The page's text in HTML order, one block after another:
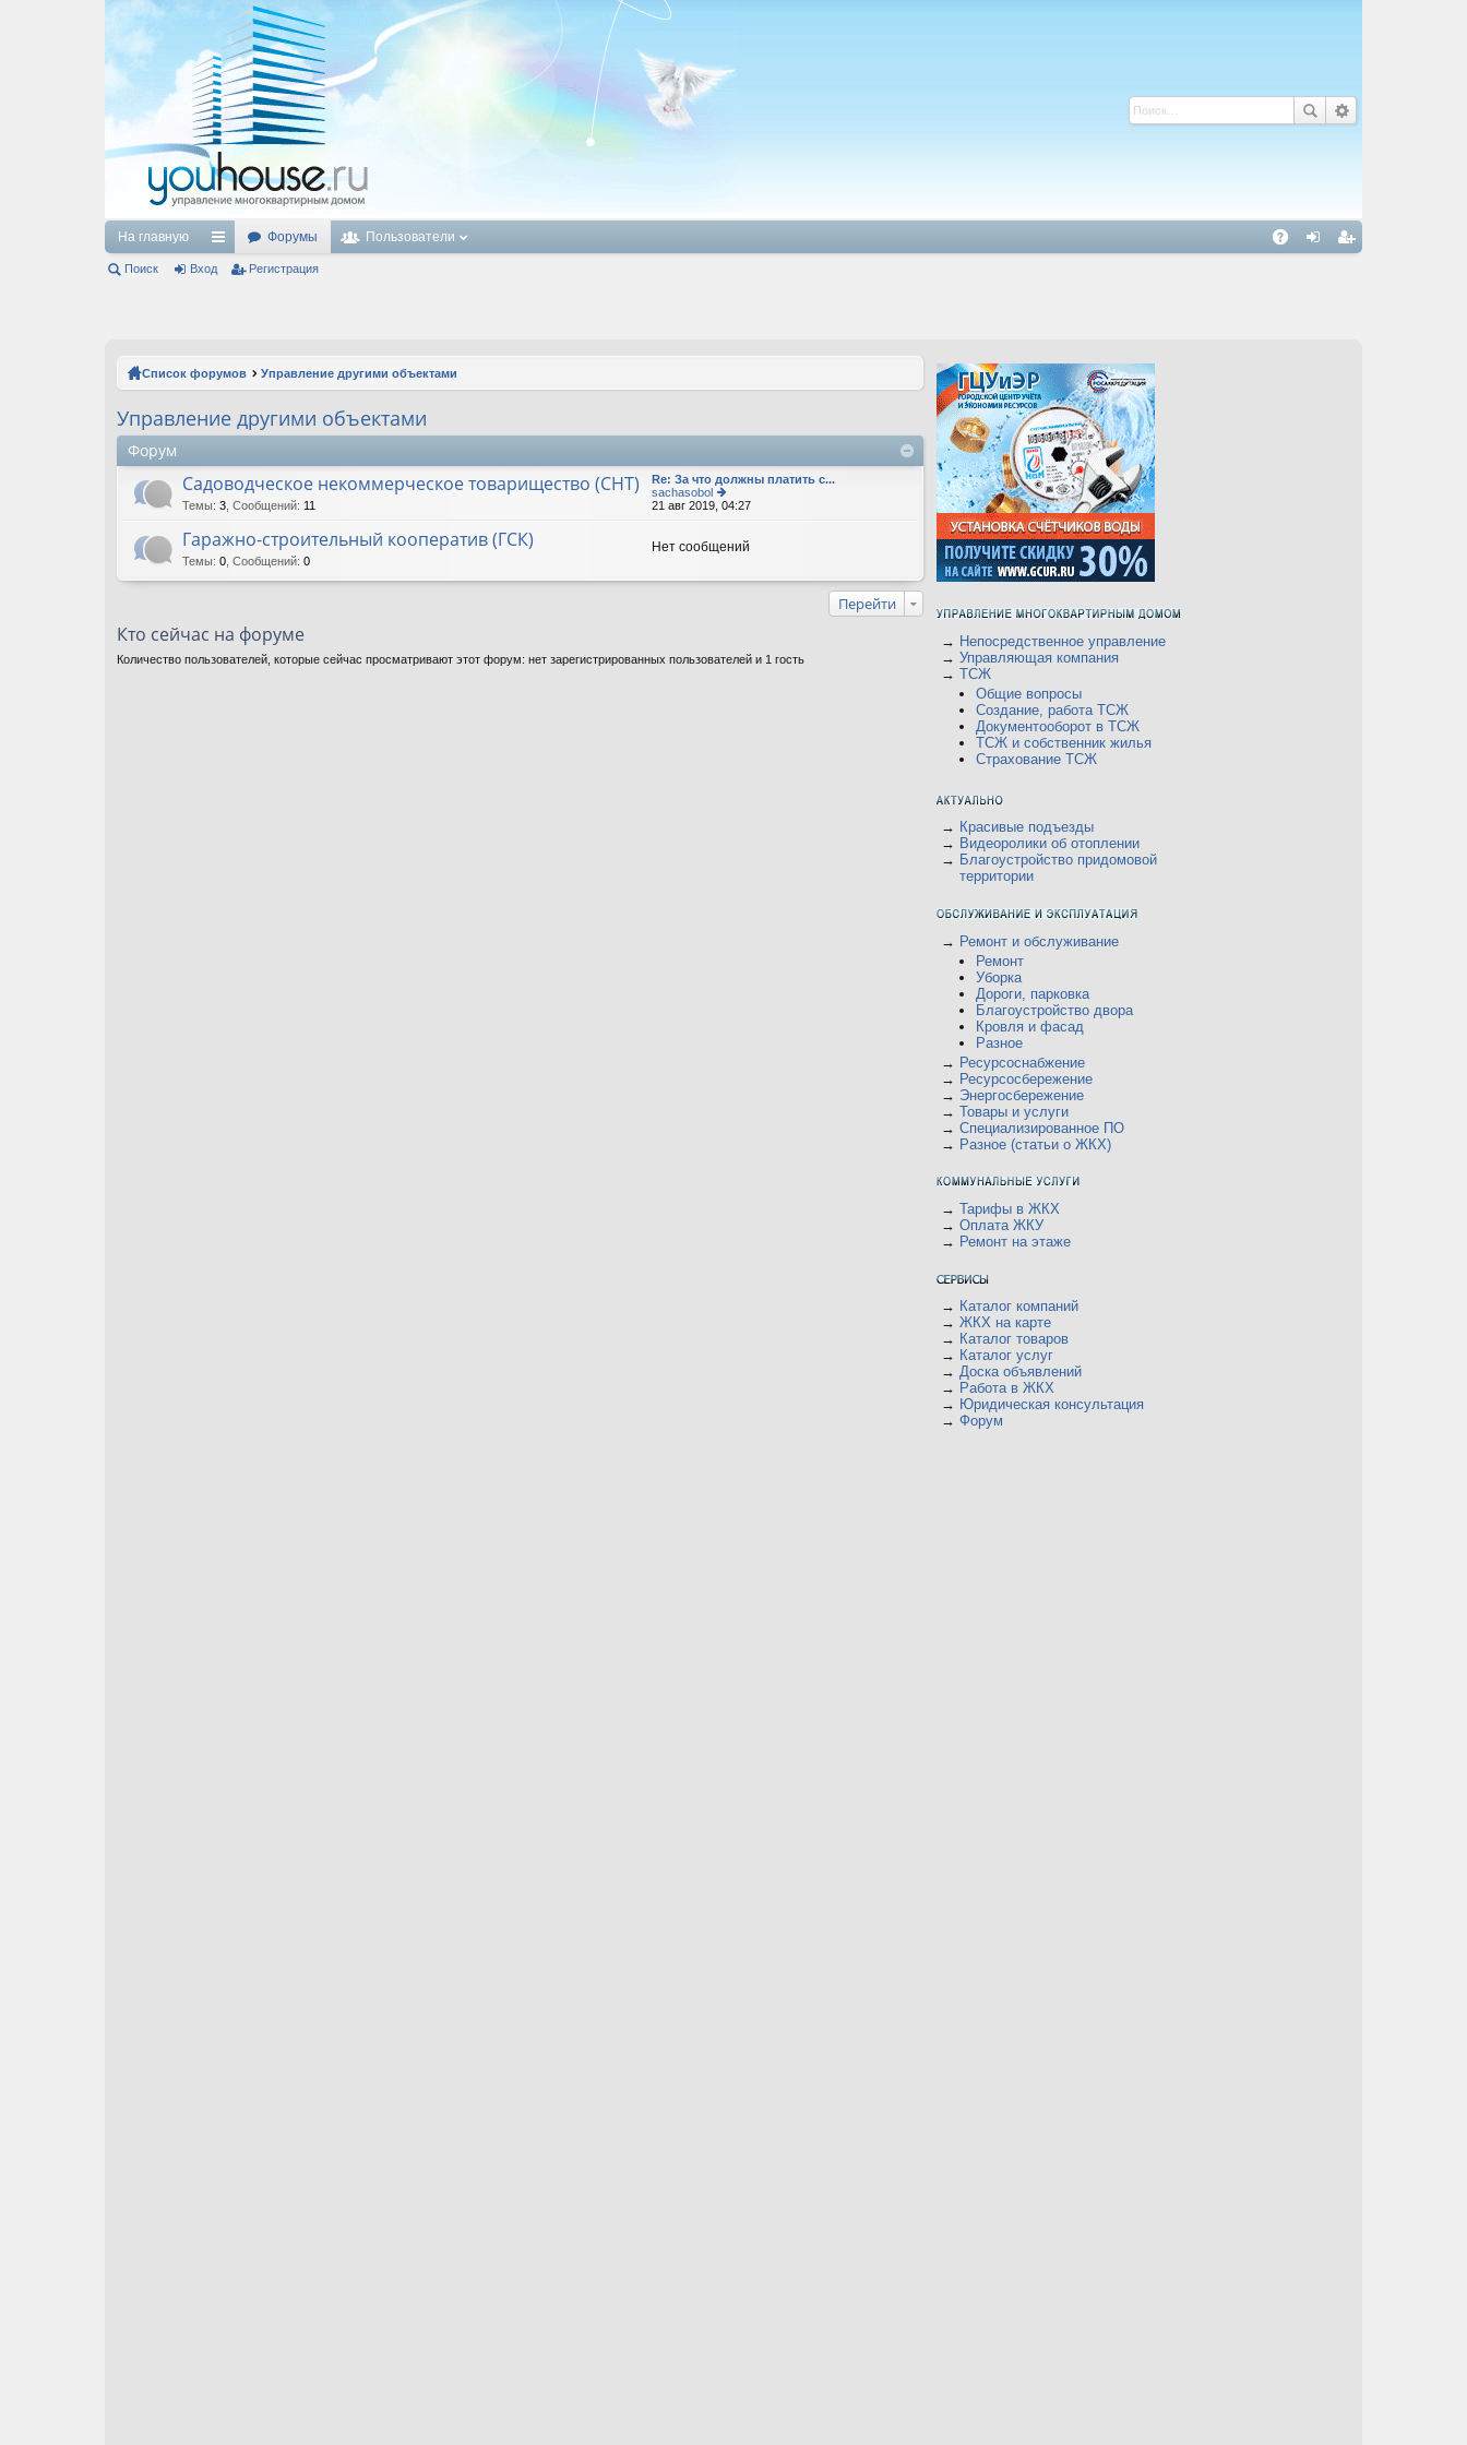
На главную С
с
и
Форумы Пользователи
Поиск Вход Регистрация
Список форумов Управление другими объектами
Управление другими объектами
Форум
Садоводческое некоммерческое товарищество (СНТ)
Темы: 3 Сообщений: 11
Re: За что должны платить с...
sachasobol
е
р
йт
и
п
н
21 авг 2019, 04:27
Гаражно-строительный кооператив (ГСК)
Темы: 0 Сообщений: 0
Нет сообщений
Перейти
Кто сейчас на форуме
Количество пользователей, которые сейчас просматривают этот форум: нет зарегистрированных пользователей и 1 гость
→ Непосредственное управление
→ Управляющая компания
→ ТСЖ
Общие вопросы
Создание, работа ТСЖ
Документооборот в ТСЖ
ТСЖ и собственник жилья
Страхование ТСЖ
→ Красивые подъезды
→ Видеоролики об отоплении
→ Благоустройство придомовой
территории
→ Ремонт и обслуживание
Ремонт
Уборка
Дороги, парковка
Благоустройство двора
Кровля и фасад
Разное
→ Ресурсоснабжение
→ Ресурсосбережение
→ Энергосбережение
→ Товары и услуги
→ Специализированное ПО
→ Разное (статьи о ЖКХ)
→ Тарифы в ЖКХ
→ Оплата ЖКУ
→ Ремонт на этаже
→ Каталог компаний
→ ЖКХ на карте
→ Каталог товаров
→ Каталог услуг
→ Доска объявлений
→ Работа в ЖКХ
→ Юридическая консультация
→ Форум